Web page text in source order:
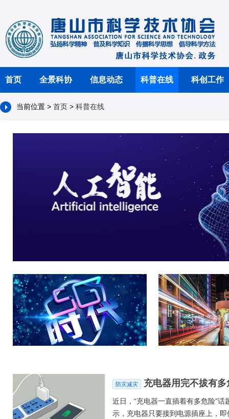
首页 全景科协 信息动态 科普在线 科创工作
当前位置 > 首页 > 科普在线
防灾减灾 充电器用完不拔有多
近日，“充电器一直插着有多危险”
示，充电器只要接到电源插座上，